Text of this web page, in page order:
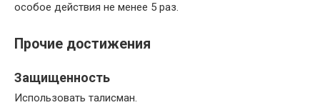
особое действия не менее 5 раз.
Прочие достижения
Защищенность
Использовать талисман.